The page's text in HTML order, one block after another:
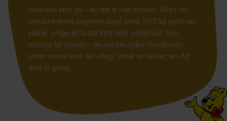
Iedereen kent ze – en dat is niet zomaar. Want het
onmiskenbare origineel zorgt sinds 1922 bij grote en
kleine, jonge en oude fans voor vrolijkheid. Van
ananas tot citroen - de zes kleurrijke Goudberen
staan vooral voor één ding: vrolijk en lekker, en dat
deel je graag.